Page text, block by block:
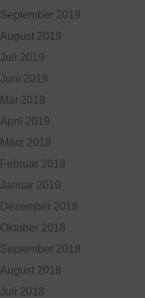
September 2019
August 2019
Juli 2019
Juni 2019
Mai 2019
April 2019
März 2019
Februar 2019
Januar 2019
Dezember 2018
Oktober 2018
September 2018
August 2018
Juli 2018